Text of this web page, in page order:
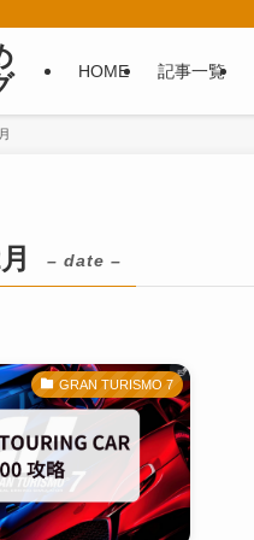
HOME 記事一覧
– date –
GRAN TURISMO 7